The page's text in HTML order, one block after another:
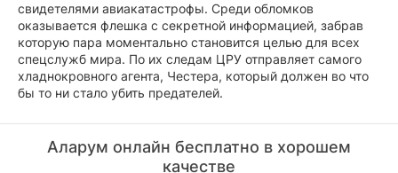
свидетелями авиакатастрофы. Среди обломков
оказывается флешка с секретной информацией, забрав
которую пара моментально становится целью для всех
спецслужб мира. По их следам ЦРУ отправляет самого
хладнокровного агента, Честера, который должен во что
бы то ни стало убить предателей.
Аларум онлайн бесплатно в хорошем
качестве